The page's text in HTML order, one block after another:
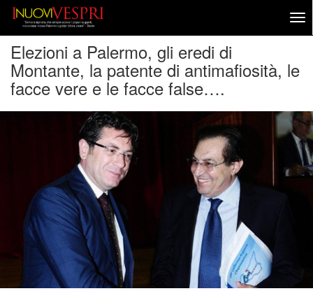
Elezioni a Palermo, gli eredi di
Montante, la patente di antimafiosità, le
facce vere e le facce false….